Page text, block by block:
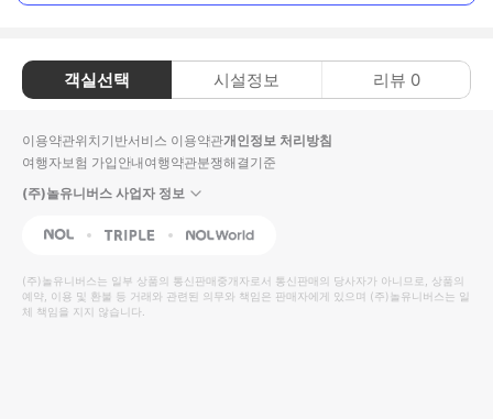
객실선택 시설정보 리뷰 0
이용약관위치기반서비스 이용약관개인정보 처리방침
여행자보험 가입안내여행약관분쟁해결기준
(주)놀유니버스 사업자 정보
NOL Triple Interpark Global
(주)놀유니버스는 일부 상품의 통신판매중개자로서 통신판매의 당사자가 아니므로, 상품의
예약, 이용 및 환불 등 거래와 관련된 의무와 책임은 판매자에게 있으며 (주)놀유니버스는 일
체 책임을 지지 않습니다.